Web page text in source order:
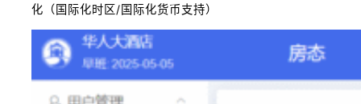
化（国际化时区/国际化货币支持）